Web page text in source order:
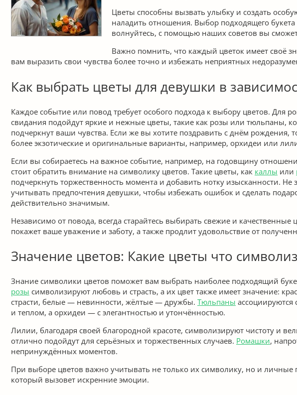
Цветы способны вызвать улыбку и создать
наладить отношения. Выбор подходящего
волнуйтесь, с помощью наших советов вы
Важно помнить, что каждый цветок имеет своё
вам выразить свои чувства более точно и избежать неприятных
Как выбрать цветы для девушки в
Каждое событие или повод требует особого подхода к выбору цветов. Для
свидания подойдут яркие и нежные цветы, такие как розы или тюльпаны,
подчеркнут ваши чувства. Если же вы хотите поздравить с днём рождения,
более экзотические и оригинальные варианты, например, орхидеи или
Если вы собираетесь на важное событие, например, на годовщину
стоит обратить внимание на символику цветов. Такие цветы, как каллы или
подчеркнуть торжественность момента и добавить нотку изысканности. Не
учитывать предпочтения девушки, чтобы избежать ошибок и сделать
действительно значимым.
Независимо от повода, всегда старайтесь выбирать свежие и качественные
покажет ваше уважение и заботу, а также продлит удовольствие от
Значение цветов: Какие цветы что
Знание символики цветов поможет вам выбрать наиболее подходящий
розы символизируют любовь и страсть, а их цвет также имеет значение:
страсти, белые — невинности, жёлтые — дружбы. Тюльпаны ассоциируются
и теплом, а орхидеи — с элегантностью и утончённостью.
Лилии, благодаря своей благородной красоте, символизируют чистоту и
отлично подойдут для серьёзных и торжественных случаев. Ромашки,
непринуждённых моментов.
При выборе цветов важно учитывать не только их символику, но и
который вызовет искренние эмоции.